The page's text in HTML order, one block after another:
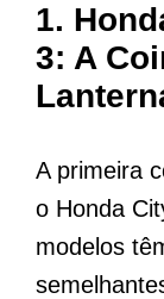
1.
3: A
A primeira
o Honda
modelos